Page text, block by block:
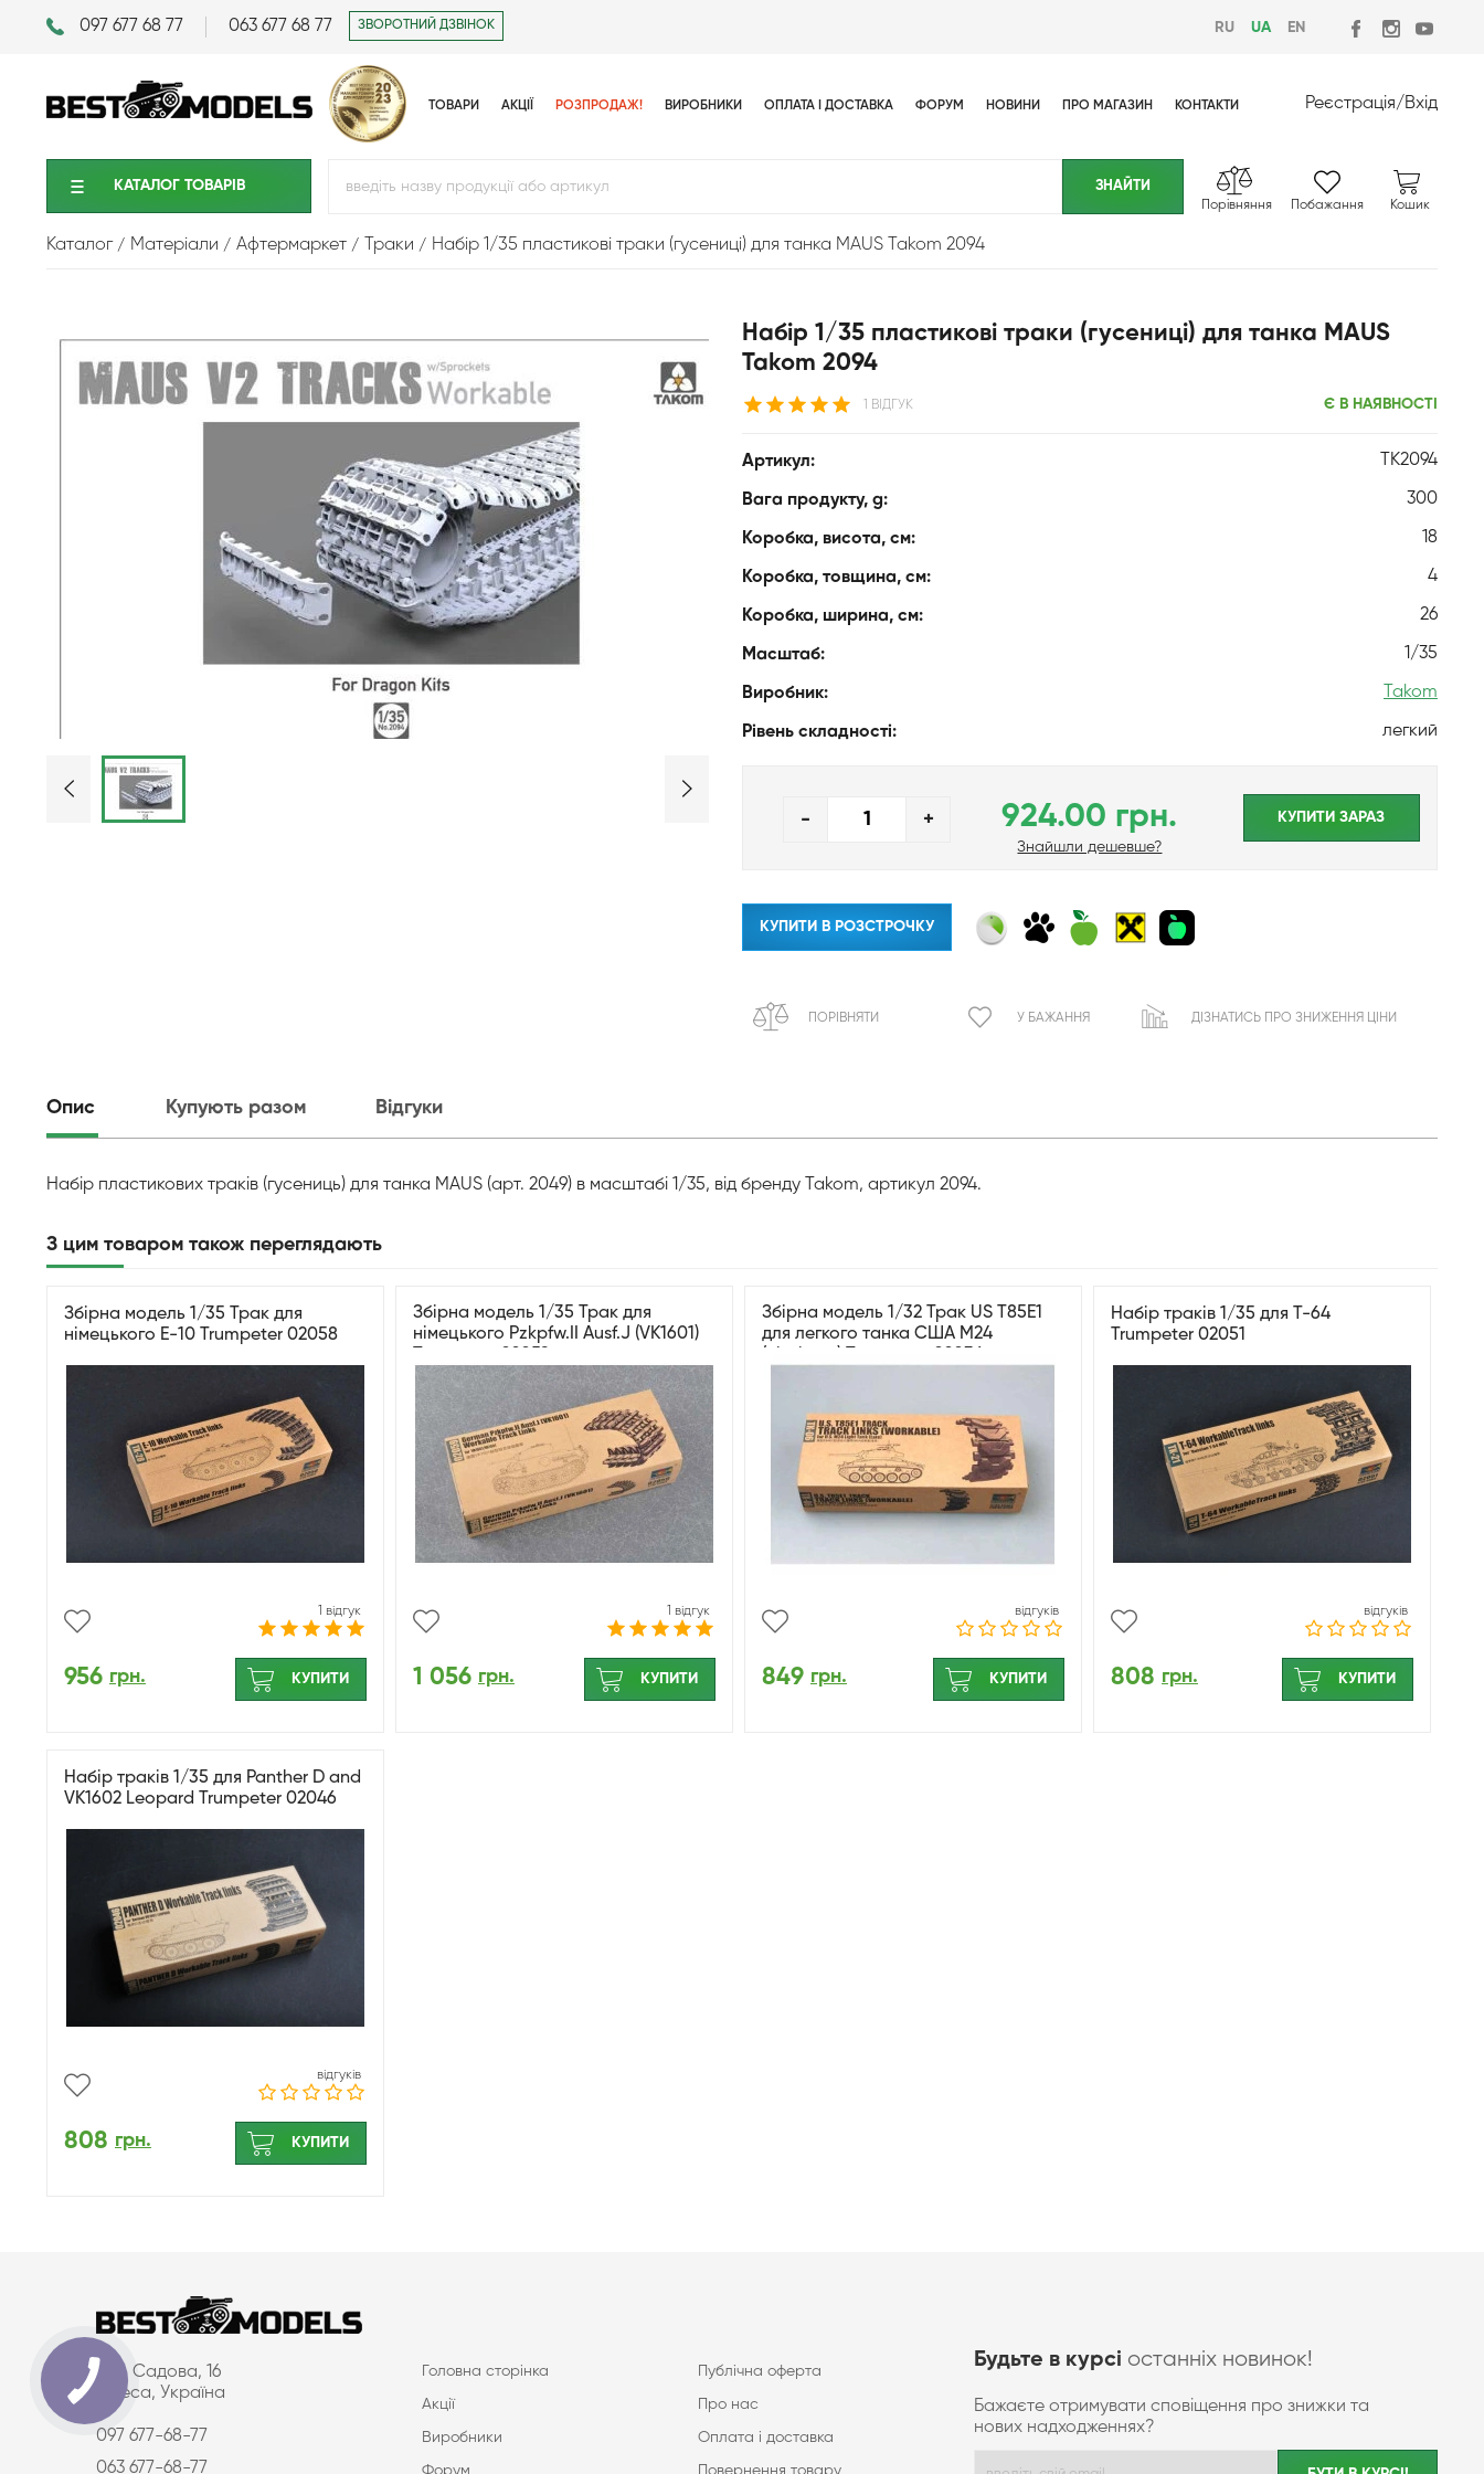
097 677 68 77 063 677 68 77 ЗВОРОТНИЙ ДЗВІНОК RU UA EN
ТОВАРИ АКЦІЇ РОЗПРОДАЖ! ВИРОБНИКИ ОПЛАТА І ДОСТАВКА ФОРУМ НОВИНИ ПРО МАГАЗИН КОНТАКТИ Реєстрація/Вхід
КАТАЛОГ ТОВАРIВ
Порівняння Побажання Кошик
Каталог Матеріали Афтермаркет Траки Набір 1/35 пластикові траки (гусениці) для танка MAUS Takom 2094
Набір 1/35 пластикові траки (гусениці) для танка MAUS
Takom 2094
1 ВІДГУК Є В НАЯВНОСТІ
Артикул: TK2094
Вага продукту, g: 300
Коробка, висота, см: 18
Коробка, товщина, см: 4
Коробка, ширина, см: 26
Масштаб: 1/35
Виробник: Takom
Рівень складності: легкий
- + 924.00 грн.
Знайшли дешевше?
КУПИТИ ЗАРАЗ
КУПИТИ В РОЗСТРОЧКУ
ПОРІВНЯТИ У БАЖАННЯ ДІЗНАТИСЬ ПРО ЗНИЖЕННЯ ЦІНИ
Опис Купують разом Відгуки
Набір пластикових траків (гусениць) для танка MAUS (арт. 2049) в масштабі 1/35, від бренду Takom, артикул 2094.
З цим товаром також переглядають
Збірна модель 1/35 Трак для
німецького E-10 Trumpeter 02058
1 відгук
956 грн. КУПИТИ
Збірна модель 1/35 Трак для
німецького Pzkpfw.II Ausf.J (VK1601)
1 відгук
1 056 грн. КУПИТИ
Збірна модель 1/32 Трак US T85E1
для легкого танка США M24
відгуків
849 грн. КУПИТИ
Набір траків 1/35 для T-64
Trumpeter 02051
відгуків
808 грн. КУПИТИ
Набір траків 1/35 для Panther D and
VK1602 Leopard Trumpeter 02046
відгуків
808 грн. КУПИТИ
вул. Садова, 16
Одеса, Україна
097 677-68-77
063 677-68-77
Головна сторінка Публічна оферта
Акції Про нас
Виробники Оплата і доставка
Форум Повернення товару
Будьте в курсі останніх новинок!
Бажаєте отримувати сповіщення про знижки та
нових надходженнях?